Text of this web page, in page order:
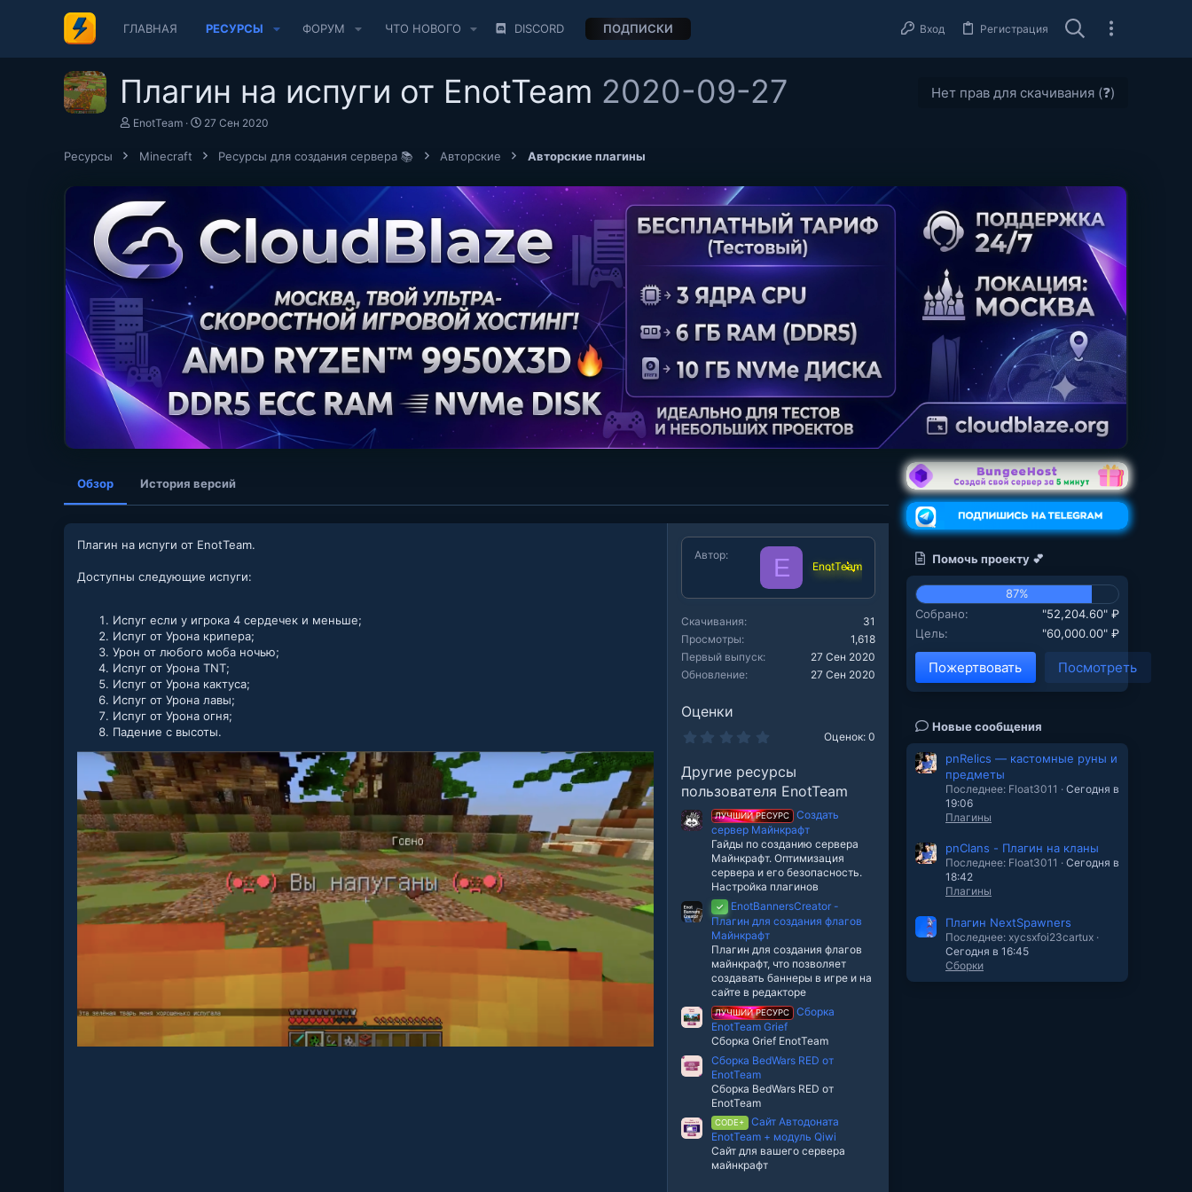
ГЛАВНАЯ РЕСУРСЫ ФОРУМ ЧТО НОВОГО DISCORD ПОДПИСКИ Вход Регистрация
Плагин на испуги от EnotTeam 2020-09-27 Нет прав для скачивания (❓)
А
EnotTeam
Д
т
д
н
и
27 Сен 2020
Ресурсы Minecraft Ресурсы для создания сервера 📚 Авторские Авторские плагины
Обзор История версий
Плагин на испуги от EnotTeam.
Доступны следующие испуги:
Испуг если у игрока 4 сердечек и меньше;
Испуг от Урона крипера;
Урон от любого моба ночью;
Испуг от Урона TNT;
Испуг от Урона кактуса;
Испуг от Урона лавы;
Испуг от Урона огня;
Падение с высоты.
Автор E EnotTeam
Скачивания
31
Просмотры
1,618
Первый выпуск
27 Сен 2020
Обновление
27 Сен 2020
Оценки
0
з
в
е
з
д
Оценок: 0
Другие ресурсы
пользователя EnotTeam
ЛУЧШИЙ РЕСУРС
Создать
сервер Майнкрафт
Гайды по созданию сервера
Майнкрафт. Оптимизация
сервера и его безопасность.
Настройка плагинов
✓
EnotBannersCreator -
Плагин для создания флагов
Майнкрафт
Плагин для создания флагов
майнкрафт, что позволяет
создавать баннеры в игре и на
сайте в редакторе
ЛУЧШИЙ РЕСУРС
Сборка
EnotTeam Grief
Сборка Grief EnotTeam
Сборка BedWars RED от
EnotTeam
Сборка BedWars RED от
EnotTeam
CODE+
Сайт Автодоната
EnotTeam + модуль Qiwi
Сайт для вашего сервера
майнкрафт
Помочь проекту 💕
87%
Собрано
"52,204.60" ₽
Цель
"60,000.00" ₽
Пожертвовать Посмотреть
Новые сообщения
pnRelics — кастомные руны и
предметы
Последнее: Float3011
Сегодня в
19:06
Плагины
pnClans - Плагин на кланы
Последнее: Float3011
Сегодня в
18:42
Плагины
Плагин NextSpawners
Последнее: xycsxfoi23cartux
Сегодня в 16:45
Сборки